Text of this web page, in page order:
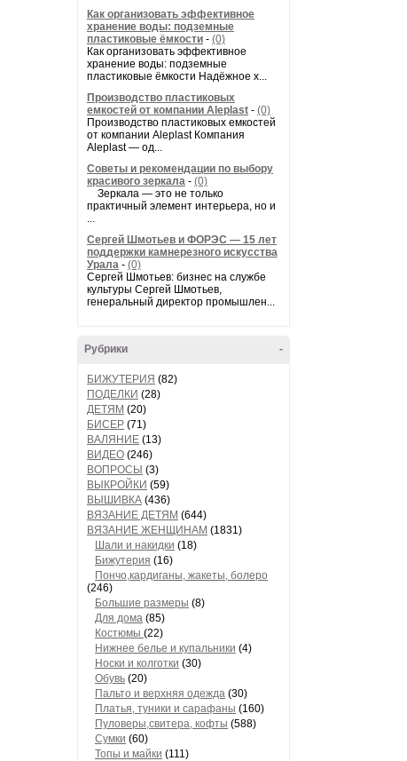
Как организовать эффективное
хранение воды: подземные
пластиковые ёмкости - (0)
Как организовать эффективное
хранение воды: подземные
пластиковые ёмкости Надёжное х...
Производство пластиковых
емкостей от компании Aleplast - (0)
Производство пластиковых емкостей
от компании Aleplast Компания
Aleplast — од...
Советы и рекомендации по выбору
красивого зеркала - (0)
Зеркала — это не только
практичный элемент интерьера, но и
...
Сергей Шмотьев и ФОРЭС — 15 лет
поддержки камнерезного искусства
Урала - (0)
Сергей Шмотьев: бизнес на службе
культуры Сергей Шмотьев,
генеральный директор промышлен...
-
Рубрики
БИЖУТЕРИЯ (82)
ПОДЕЛКИ (28)
ДЕТЯМ (20)
БИСЕР (71)
ВАЛЯНИЕ (13)
ВИДЕО (246)
ВОПРОСЫ (3)
ВЫКРОЙКИ (59)
ВЫШИВКА (436)
ВЯЗАНИЕ ДЕТЯМ (644)
ВЯЗАНИЕ ЖЕНЩИНАМ (1831)
Шали и накидки (18)
Бижутерия (16)
Пончо,кардиганы, жакеты, болеро
(246)
Большие размеры (8)
Для дома (85)
Костюмы (22)
Нижнее белье и купальники (4)
Носки и колготки (30)
Обувь (20)
Пальто и верхняя одежда (30)
Платья, туники и сарафаны (160)
Пуловеры,свитера, кофты (588)
Сумки (60)
Топы и майки (111)